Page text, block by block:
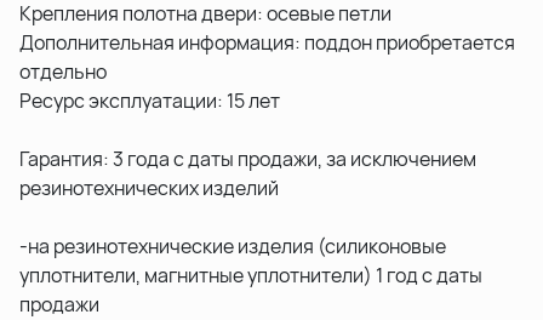
Крепления полотна двери: осевые петли
Дополнительная информация: поддон приобретается
отдельно
Ресурс эксплуатации: 15 лет
Гарантия: 3 года с даты продажи, за исключением
резинотехнических изделий
-на резинотехнические изделия (силиконовые
уплотнители, магнитные уплотнители) 1 год с даты
продажи